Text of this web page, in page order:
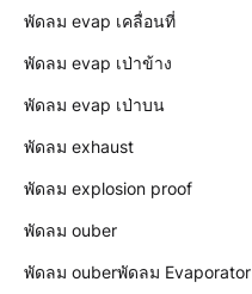
พัดลม evap เคลื่อนที่
พัดลม evap เป่าข้าง
พัดลม evap เป่าบน
พัดลม exhaust
พัดลม explosion proof
พัดลม ouber
พัดลม ouberพัดลม Evaporator